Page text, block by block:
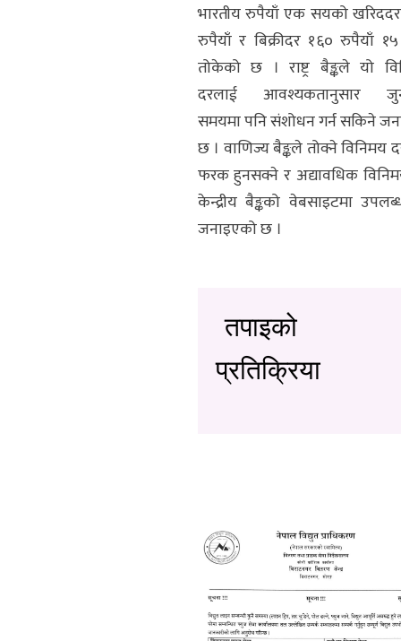
भारतीय रुपैयाँ एक सयको
रुपैयाँ र बिक्रीदर १६० रुपैयाँ
तोकेको छ । राष्ट्र बैङ्कले यो
दरलाई आवश्यकतानुसार
समयमा पनि संशोधन गर्न सकिने
छ । वाणिज्य बैङ्कले तोक्ने विनिमय
फरक हुनसक्ने र अद्यावधिक
केन्द्रीय बैङ्कको वेबसाइटमा
जनाइएको छ ।
तपाइको
प्रतिक्रिया